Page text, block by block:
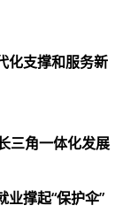
化支撑和服务新
三角一体化发展
业撑起“保护伞”